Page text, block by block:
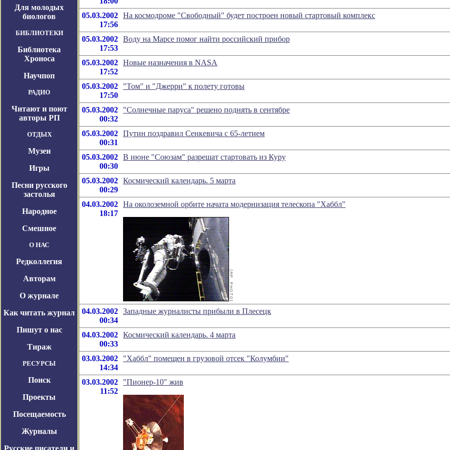
Для молодых
биологов
БИБЛИОТЕКИ
Библиотека
Хроноса
Научпоп
РАДИО
Читают и поют
авторы РП
ОТДЫХ
Музеи
Игры
Песни русского
застолья
Народное
Смешное
О НАС
Редколлегия
Авторам
О журнале
Как читать журнал
Пишут о нас
Тираж
РЕСУРСЫ
Поиск
Проекты
Посещаемость
Журналы
Русские писатели и
05.03.2002
17:56
На космодроме "Свободный" будет построен новый стартовый комплекс
05.03.2002
17:53
Воду на Марсе помог найти российский прибор
05.03.2002
17:52
Новые назначения в NASA
05.03.2002
17:50
"Том" и "Джерри" к полету готовы
05.03.2002
00:32
"Солнечные паруса" решено поднять в сентябре
05.03.2002
00:31
Путин поздравил Сенкевича с 65-летием
05.03.2002
00:30
В июне "Союзам" разрешат стартовать из Куру
05.03.2002
00:29
Космический календарь. 5 марта
04.03.2002
18:17
На околоземной орбите начата модернизация телескопа "Хаббл"
04.03.2002
00:34
Западные журналисты прибыли в Плесецк
04.03.2002
00:33
Космический календарь. 4 марта
03.03.2002
14:34
"Хаббл" помещен в грузовой отсек "Колумбии"
03.03.2002
11:52
"Пионер-10" жив